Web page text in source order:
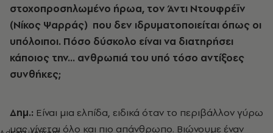
στοχοπροσηλωμένο ήρωα, τον Άντι Ντουφρέϊν
(Νίκος Ψαρράς) που δεν ιδρυματοποιείται όπως οι
υπόλοιποι. Πόσο δύσκολο είναι να διατηρήσει
κάποιος την... ανθρωπιά του υπό τόσο αντίξοες
συνθήκες;
Δημ.: Είναι μια ελπίδα, ειδικά όταν το περιβάλλον γύρω
μας γίνεται όλο και πιο απάνθρωπο. Βιώνουμε έναν